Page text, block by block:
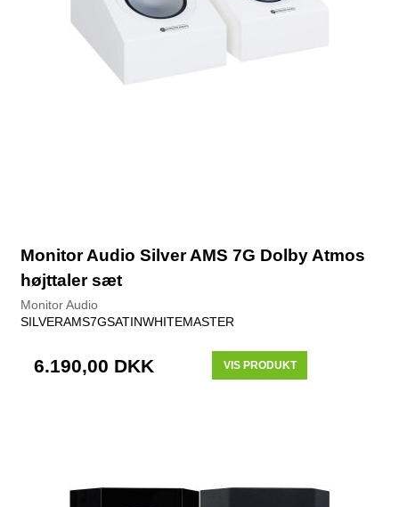
Monitor Audio Silver AMS 7G Dolby Atmos
højttaler sæt
Monitor Audio
SILVERAMS7GSATINWHITEMASTER
6.190,00 DKK VIS PRODUKT